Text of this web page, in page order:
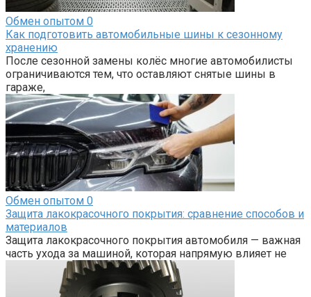
Обмен опытом 0
Как подготовить автомобильные шины к сезонному
хранению
После сезонной замены колёс многие автомобилисты
ограничиваются тем, что оставляют снятые шины в
гараже,
Обмен опытом 0
Защита лакокрасочного покрытия: сравнение способов и
материалов
Защита лакокрасочного покрытия автомобиля — важная
часть ухода за машиной, которая напрямую влияет не